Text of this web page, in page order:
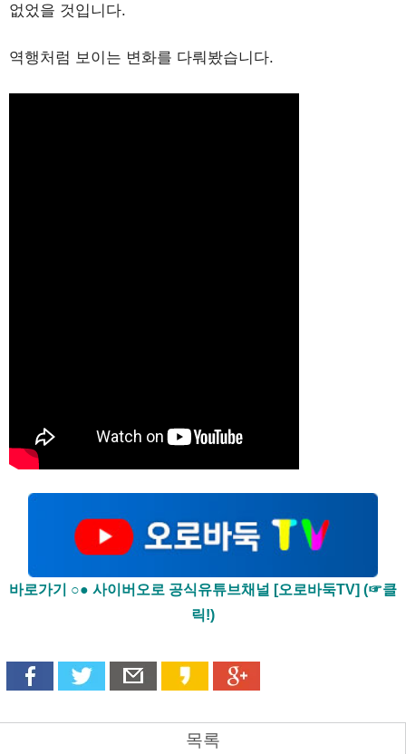
없었을 것입니다.
역행처럼 보이는 변화를 다뤄봤습니다.
바로가기 ○● 사이버오로 공식유튜브채널 [오로바둑TV] (☞클
릭!)
목록